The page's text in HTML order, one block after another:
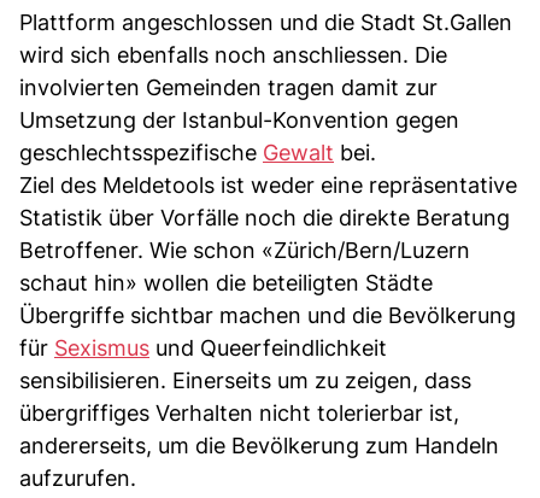
Plattform angeschlossen und die Stadt St.Gallen
wird sich ebenfalls noch anschliessen. Die
involvierten Gemeinden tragen damit zur
Umsetzung der Istanbul-Konvention gegen
geschlechtsspezifische Gewalt bei.
Ziel des Meldetools ist weder eine repräsentative
Statistik über Vorfälle noch die direkte Beratung
Betroffener. Wie schon «Zürich/Bern/Luzern
schaut hin» wollen die beteiligten Städte
Übergriffe sichtbar machen und die Bevölkerung
für Sexismus und Queerfeindlichkeit
sensibilisieren. Einerseits um zu zeigen, dass
übergriffiges Verhalten nicht tolerierbar ist,
andererseits, um die Bevölkerung zum Handeln
aufzurufen.